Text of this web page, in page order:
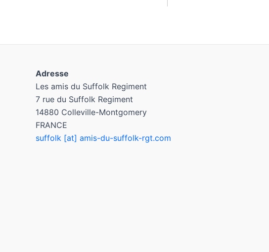
Adresse
Les amis du Suffolk Regiment
7 rue du Suffolk Regiment
14880 Colleville-Montgomery
FRANCE
suffolk [at] amis-du-suffolk-rgt.com